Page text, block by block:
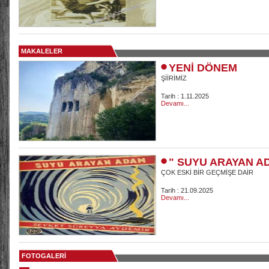
MAKALELER
YENİ DÖNEM
ŞİİRİMİZ
Tarih : 1.11.2025
Devamı...
" SUYU ARAYAN
ÇOK ESKİ BİR GEÇMİŞE DAİR
Tarih : 21.09.2025
Devamı...
FOTOGALERİ